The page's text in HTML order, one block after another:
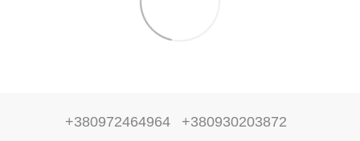
+380972464964 +380930203872